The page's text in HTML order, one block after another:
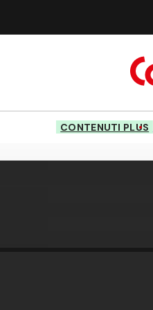
CONTENUTI PLUS